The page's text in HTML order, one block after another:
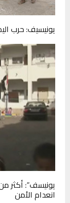
يونيسيف: حرب اليمن
انعدام الأمن